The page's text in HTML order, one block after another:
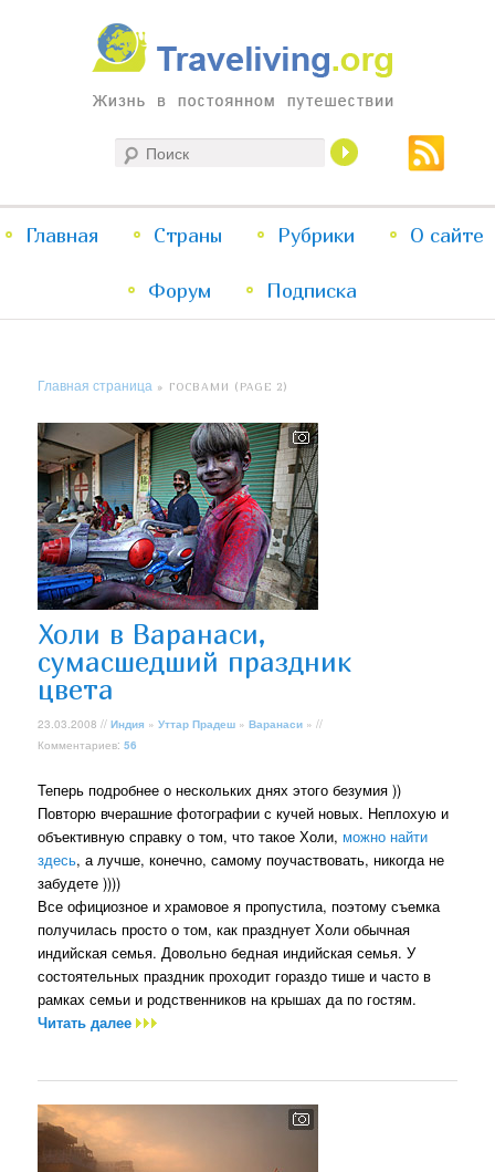
Traveliving
Жизнь в постоянном путешествии
меню
Перейти
к
Перейти
к
Главная Страны Рубрики О сайте
Форум Подписка
Главная страница » ГОСВАМИ (PAGE 2)
Холи в Варанаси,
сумасшедший праздник
цвета
23.03.2008 //Индия »Уттар Прадеш »Варанаси » //
Комментариев:56
Теперь подробнее о нескольких днях этого безумия ))
Повторю вчерашние фотографии с кучей новых. Неплохую и
объективную справку о том, что такое Холи, можно найти
здесь, а лучше, конечно, самому поучаствовать, никогда не
забудете ))))
Все официозное и храмовое я пропустила, поэтому съемка
получилась просто о том, как празднует Холи обычная
индийская семья. Довольно бедная индийская семья. У
состоятельных праздник проходит гораздо тише и часто в
рамках семьи и родственников на крышах да по гостям.
Читать далее